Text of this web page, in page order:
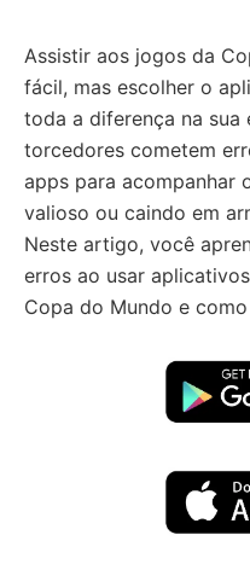
Assistir aos jogos da
fácil, mas escolher o
toda a diferença na sua
torcedores cometem
apps para acompanhar
valioso ou caindo em
Neste artigo, você
erros ao usar
Copa do Mundo e